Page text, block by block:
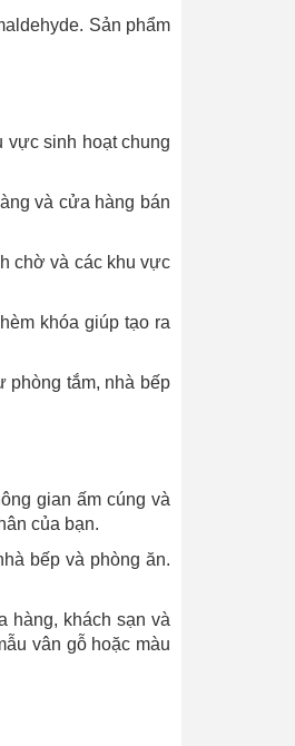
Sản phẩm
vực sinh hoạt chung
và cửa hàng bán
chờ và các khu vực
khóa giúp tạo ra
phòng tắm, nhà bếp
gian ấm cúng và
của bạn.
bếp và phòng ăn.
hàng, khách sạn và
vân gỗ hoặc màu